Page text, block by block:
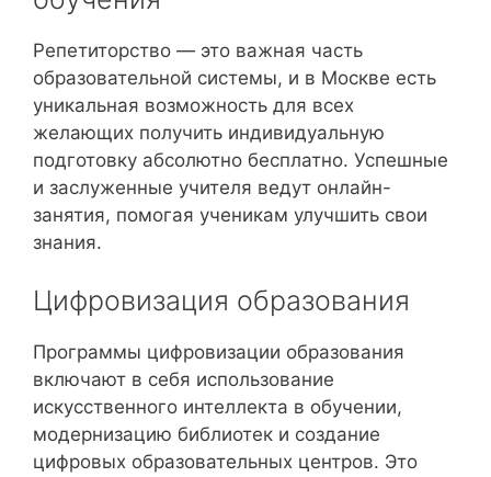
Репетиторство — это важная часть
образовательной системы, и в Москве есть
уникальная возможность для всех
желающих получить индивидуальную
подготовку абсолютно бесплатно. Успешные
и заслуженные учителя ведут онлайн-
занятия, помогая ученикам улучшить свои
знания.
Цифровизация образования
Программы цифровизации образования
включают в себя использование
искусственного интеллекта в обучении,
модернизацию библиотек и создание
цифровых образовательных центров. Это